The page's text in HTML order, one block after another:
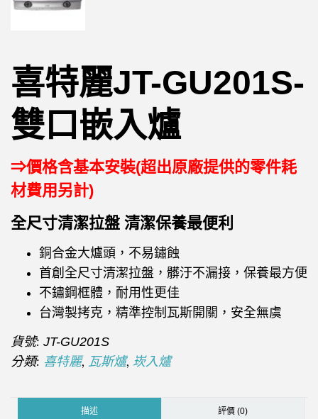
喜特麗JT-GU201S-
雙口嵌入爐
⇒價格含基本安裝(超出原廠提供的零件耗
材費用另計)
全尺寸清潔拉盤 清潔保養最便利
銅合金大爐頭，不易鏽蝕
首創全尺寸清潔拉盤，髒汙不漏接，保養最方便
不鏽鋼框體，耐用性更佳
台灣製拷克，精準控制瓦斯開關，安全無虞
貨號: JT-GU201S
分類: 喜特麗, 瓦斯爐, 崁入爐
描述 評價 (0)